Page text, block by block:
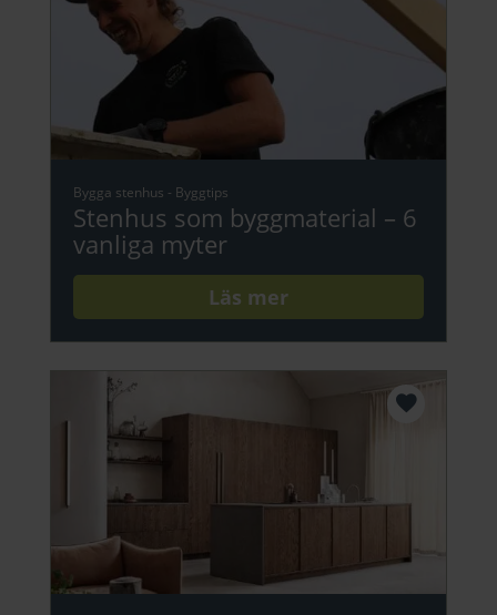
Bygga stenhus - Byggtips
Stenhus som byggmaterial – 6
vanliga myter
Läs mer